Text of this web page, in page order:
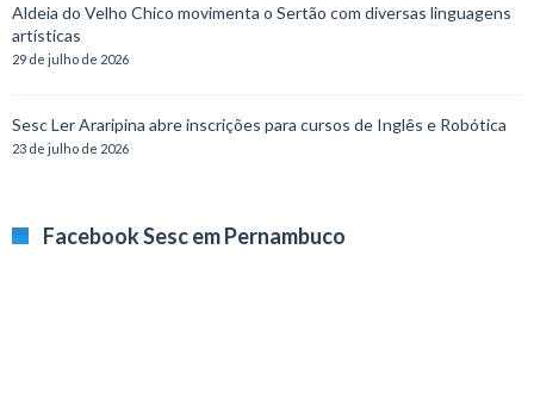
Aldeia do Velho Chico movimenta o Sertão com diversas linguagens
artísticas
29 de julho de 2026
Sesc Ler Araripina abre inscrições para cursos de Inglês e Robótica
23 de julho de 2026
Facebook Sesc em Pernambuco